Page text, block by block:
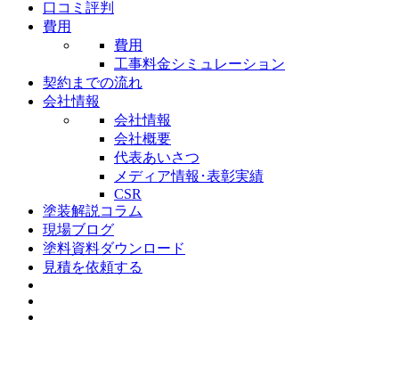
口コミ評判
費用
費用
工事料金シミュレーション
契約までの流れ
会社情報
会社情報
会社概要
代表あいさつ
メディア情報･表彰実績
CSR
塗装解説コラム
現場ブログ
塗料資料ダウンロード
見積を依頼する